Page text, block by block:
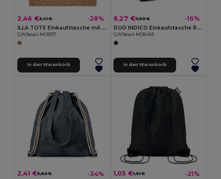
2,46 €3,41 € -28%
ILLA TOTE Einkaufstasche mit Korkbesatz
GiftRetail MO9517
In den Warenkorb
6,27 €7,50 € -16%
DUO INDICO Einkaufstasche RPET-Filz
GiftRetail MO6455
In den Warenkorb
2,41 €3,63 € -34% 1,03 €1,31 € -21%